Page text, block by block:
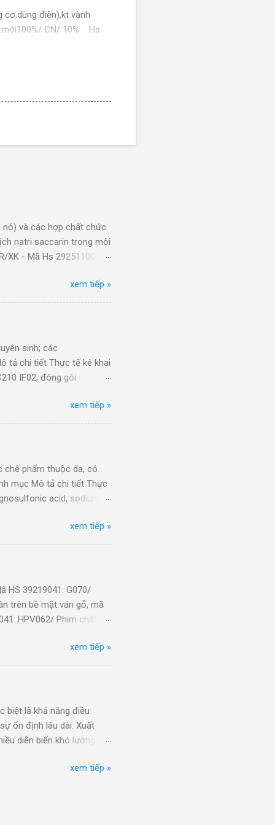
cơ,dùng điện),kt vành
CN/ 10% Hs
code 8712
specialized), hàng mới
chiều cao yên tối đa
JP/ 45% Hs code 8712
và các hợp chất chức
natri saccarin trong môi
- Mã Hs 29251100:
trong xi mạ, thành
JP/XK - Mã Hs
chính sodium
xem tiếp »
sinh; các
tả chi tiết Thực tế kê khai
IF02, đóng gói
M90-44 (Polyaxetal
MY/XK - Mã
09PO7-0048/Hạt nhựa
dạng ngu...
xem tiếp »
chế phẩm thuộc da, có
mục Mô tả chi tiết Thực
acid, sodium
acid,
DF 585 25KG/BG. Hàng
2-
xem tiếp »
HS 39219041: G070/
trên bề mặt ván gỗ, mã
HPV062/ Phim chất
nhỏ) [UPLM040098] (nk)
dùng cho động cơ loại
da các loại (thành
...
xem tiếp »
biệt là khả năng điều
ổn định lâu dài. Xuất
diễn biến khó lường
khẩu trong thời gian tới.
xem tiếp »